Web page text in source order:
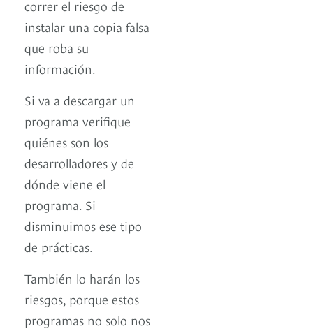
correr el riesgo de
instalar una copia falsa
que roba su
información.
Si va a descargar un
programa verifique
quiénes son los
desarrolladores y de
dónde viene el
programa. Si
disminuimos ese tipo
de prácticas.
También lo harán los
riesgos, porque estos
programas no solo nos